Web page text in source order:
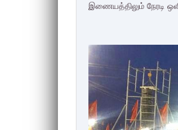
இணையத்திலும் நேரடி